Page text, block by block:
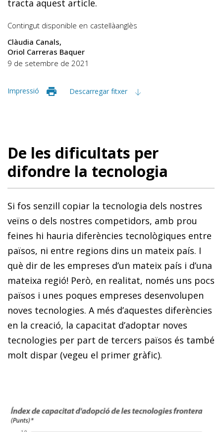
tracta aquest article.
Contingut disponible en castellàanglès
Clàudia Canals
Oriol Carreras Baquer
9 de setembre de 2021
Impressió Descarregar fitxer
De les dificultats per
difondre la tecnologia
Si fos senzill copiar la tecnologia dels nostres
veïns o dels nostres competidors, amb prou
feines hi hauria diferències tecnològiques entre
països, ni entre regions dins un mateix país. I
què dir de les empreses d’un mateix país i d’una
mateixa regió! Però, en realitat, només uns pocs
països i unes poques empreses desenvolupen
noves tecnologies. A més d’aquestes diferències
en la creació, la capacitat d’adoptar noves
tecnologies per part de tercers països és també
molt dispar (vegeu el primer gràfic).